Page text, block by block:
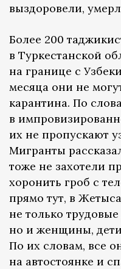
выздоровели,
Более 200
в Туркестанской
на границе с
месяца они не
карантина. По
в
их не пропускают
Мигранты
тоже не захотели
хоронить гроб с
прямо тут, в
не только
но и женщины,
По их словам, все
на автостоянке и